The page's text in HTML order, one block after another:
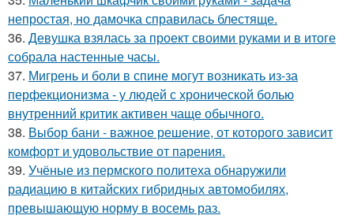
непростая, но дамочка справилась блестяще.
36. Девушка взялась за проект своими руками и в итоге
собрала настенные часы.
37. Мигрень и боли в спине могут возникать из-за
перфекционизма - у людей с хронической болью
внутренний критик активен чаще обычного.
38. Выбор бани - важное решение, от которого зависит
комфорт и удовольствие от парения.
39. Учёные из пермского политеха обнаружили
радиацию в китайских гибридных автомобилях,
превышающую норму в восемь раз.